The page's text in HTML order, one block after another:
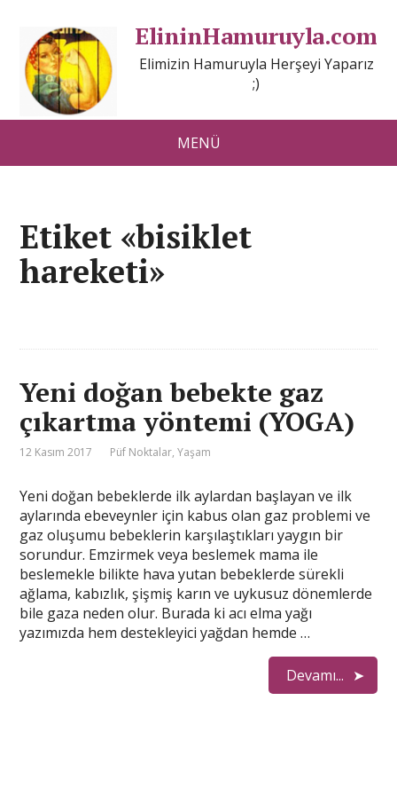
ElininHamuruyla.com
Elimizin Hamuruyla Herşeyi Yaparız
;)
MENÜ
Etiket «bisiklet
hareketi»
Yeni doğan bebekte gaz
çıkartma yöntemi (YOGA)
12 Kasım 2017 Püf Noktalar,Yaşam
Yeni doğan bebeklerde ilk aylardan başlayan ve ilk
aylarında ebeveynler için kabus olan gaz problemi ve
gaz oluşumu bebeklerin karşılaştıkları yaygın bir
sorundur. Emzirmek veya beslemek mama ile
beslemekle bilikte hava yutan bebeklerde sürekli
ağlama, kabızlık, şişmiş karın ve uykusuz dönemlerde
bile gaza neden olur. Burada ki acı elma yağı
yazımızda hem destekleyici yağdan hemde …
Devamı...